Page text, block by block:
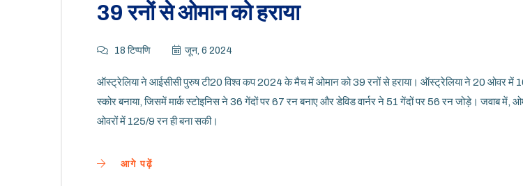
39 रनों से ओमान को हराया
18 टिप्पणि जून, 6 2024
ऑस्ट्रेलिया ने आईसीसी पुरुष टी20 विश्व कप 2024 के मैच में ओमान को 39 रनों से हराया। ऑस्ट्रेलिया ने 20 ओवर में
स्कोर बनाया, जिसमें मार्क स्टोइनिस ने 36 गेंदों पर 67 रन बनाए और डेविड वार्नर ने 51 गेंदों पर 56 रन जोड़े। जवाब में,
ओवरों में 125/9 रन ही बना सकी।
आगे पढ़ें